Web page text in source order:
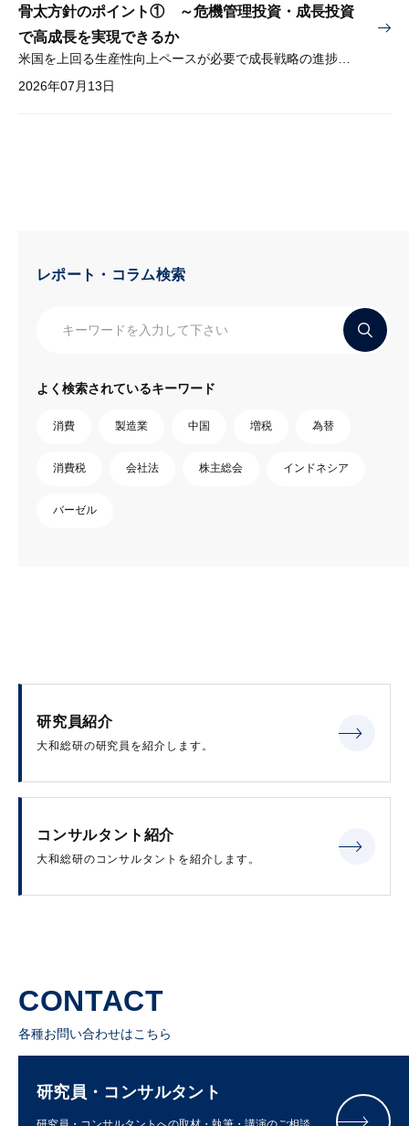
骨太方針のポイント① ～危機管理投資・成長投資
で高成長を実現できるか
2026年07月13日
レポート・コラム検索
よく検索されているキーワード
消費 製造業 中国 増税 為替
消費税 会社法 株主総会 インドネシア
バーゼル
研究員紹介
大和総研の研究員を紹介します。
コンサルタント紹介
大和総研のコンサルタントを紹介します。
CONTACT
各種お問い合わせはこちら
研究員・コンサルタント